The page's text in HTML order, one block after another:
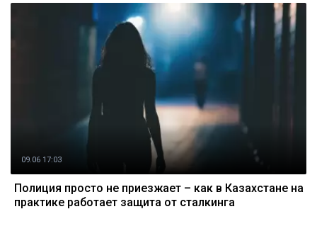
09.06 17:03
Полиция просто не приезжает – как в Казахстане на
практике работает защита от сталкинга